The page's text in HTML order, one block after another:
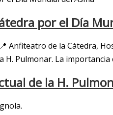
por el Día
Anfiteatro de la Cátedra,
de la H.